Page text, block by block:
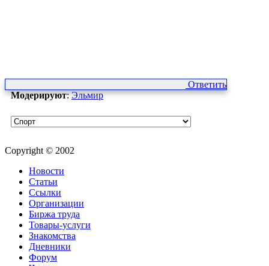
Ответить
Модерируют:Эльмир
Copyright © 2002
Новости
Статьи
Ссылки
Организации
Биржа труда
Товары-услуги
Знакомства
Дневники
Форум